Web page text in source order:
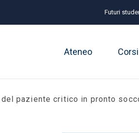
Futuri
Ateneo
del paziente critico in pronto